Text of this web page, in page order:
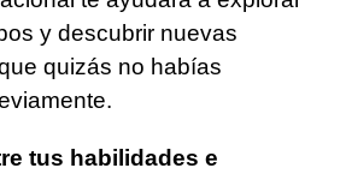
y descubrir nuevas
quizás no habías
tus habilidades e